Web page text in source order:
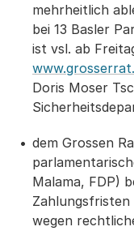
mehrheitlich
bei 13 Basler
ist vsl. ab
Doris Moser
dem Grossen
Malama, FDP)
wegen